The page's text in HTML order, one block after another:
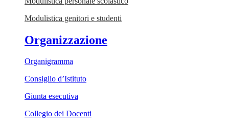
Modulistica genitori e studenti
Organizzazione
Organigramma
Consiglio d’Istituto
Giunta esecutiva
Collegio dei Docenti